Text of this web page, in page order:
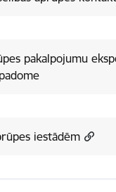
pakalpojumu
iestādēm